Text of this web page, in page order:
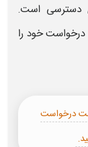
دسترسی است.
درخواستخود را
درخواست